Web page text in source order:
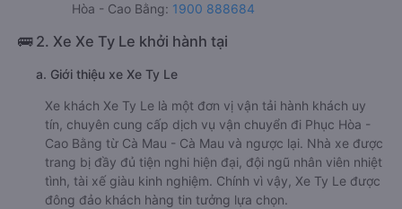
Hòa - Cao Bằng: 1900 888684
🚌 2. Xe Xe Ty Le khởi hành tại
a. Giới thiệu xe Xe Ty Le
Xe khách Xe Ty Le là một đơn vị vận tải hành khách uy
tín, chuyên cung cấp dịch vụ vận chuyển đi Phục Hòa -
Cao Bằng từ Cà Mau - Cà Mau và ngược lại. Nhà xe được
trang bị đầy đủ tiện nghi hiện đại, đội ngũ nhân viên nhiệt
tình, tài xế giàu kinh nghiệm. Chính vì vậy, Xe Ty Le được
đông đảo khách hàng tin tưởng lựa chọn.